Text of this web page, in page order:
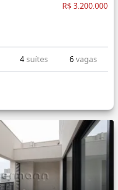
R$ 3.200.000
4 suítes 6vagas